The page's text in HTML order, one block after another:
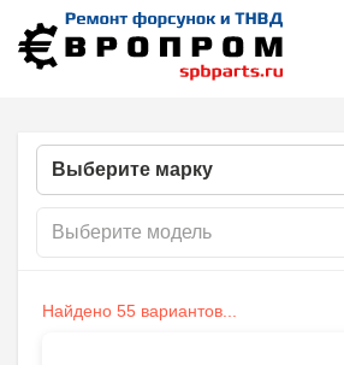
На главную Все форсунки Ремонт форсунок
РЕМОНТ ФОРСУНОК CITROEN
Найдено 55 вариантов...